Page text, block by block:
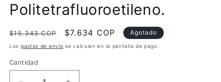
Politetrafluoroetileno.
Precio
habitual
$15.343 COP
Precio
de
$7.634 COP Agotado
Los gastos de envío se calculan en la pantalla de pago.
Cantidad